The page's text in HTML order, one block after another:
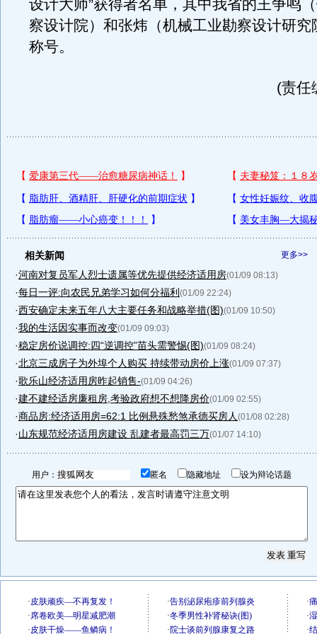
设计大师”获得者名单，其中我省的王争鸣
察设计院）和张炜（机械工业勘察设计研究
称号。
(责任
更多>>
相关新闻
·河南对复员军人烈士遗属等优先提供经济适用房(01/09 08:13)
·每日一评:向农民兄弟学习如何分福利 (01/09 22:24)
·西安确定未来五年八大主要任务和战略举措(图)(01/09 10:50)
·我的生活因实事而改变(01/09 09:03)
·稳定房价说调控:四“逆调控”苗头需警惕(图)(01/09 08:24)
·北京三成房子为外埠个人购买 持续带动房价上涨(01/09 07:37)
·歌乐山经济适用房昨起销售-(01/09 04:26)
·建不建经适房廉租房,考验政府想不想降房价(01/09 02:55)
·商品房:经济适用房=62:1 比例悬殊愁煞承德买房人 (01/08 02:28)
·山东规范经济适用房建设 乱建者最高罚三万(01/07 14:10)
用户： 匿名 隐藏地址 设为辩论话题